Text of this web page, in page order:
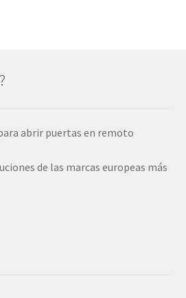
abrir puertas en remoto
de las marcas europeas más